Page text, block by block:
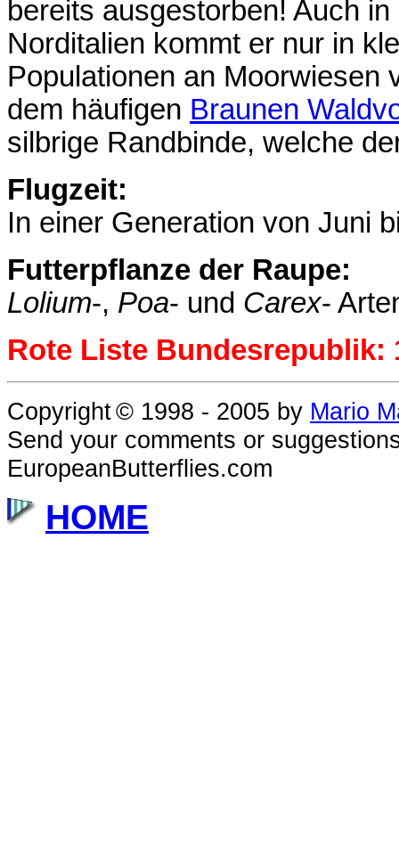
bereits ausgestorben! Auch
Norditalien kommt er nur in
Populationen an Moorwiesen
dem häufigen Braunen
silbrige Randbinde, welche
Flugzeit:
In einer Generation von Juni
Futterpflanze der Raupe:
Lolium-, Poa- und Carex-
Rote Liste Bundesrepublik:
Copyright© 1998 - 2005 by Mario
Send your comments or
EuropeanButterflies.com
HOME